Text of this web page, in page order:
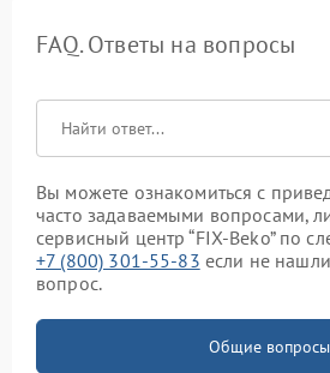
FAQ. Ответы на вопросы
Вы можете ознакомиться с
часто задаваемыми вопросами,
сервисный центр “FIX-Beko” по
+7 (800) 301-55-83 если не
вопрос.
Общие вопросы